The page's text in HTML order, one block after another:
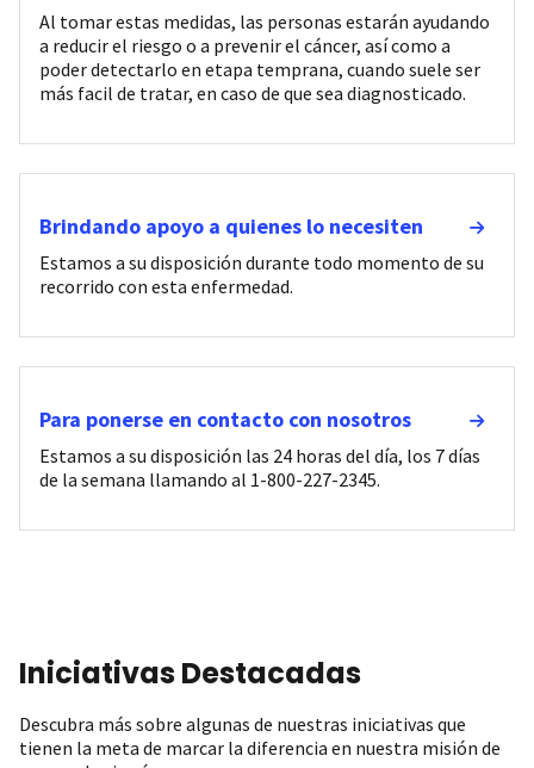
Al tomar estas medidas, las personas estarán ayudando
a reducir el riesgo o a prevenir el cáncer, así como a
poder detectarlo en etapa temprana, cuando suele ser
más facil de tratar, en caso de que sea diagnosticado.
Brindando apoyo a quienes lo necesiten
Estamos a su disposición durante todo momento de su
recorrido con esta enfermedad.
Para ponerse en contacto con nosotros
Estamos a su disposición las 24 horas del día, los 7 días
de la semana llamando al 1-800-227-2345.
Iniciativas Destacadas
Descubra más sobre algunas de nuestras iniciativas que
tienen la meta de marcar la diferencia en nuestra misión de